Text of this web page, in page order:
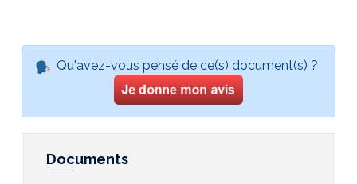
Qu'avez-vous pensé de ce(s) document(s) ?
Documents